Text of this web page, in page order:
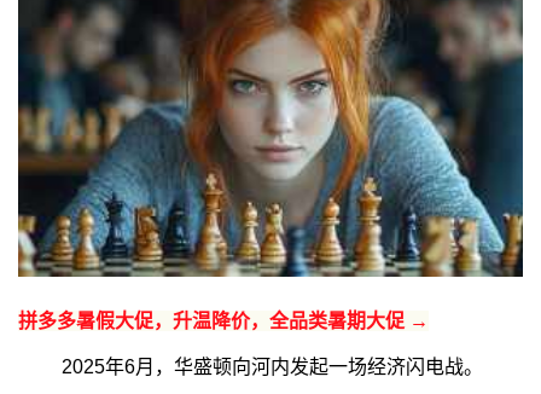
拼多多暑假大促，升温降价，全品类暑期大促 →
2025年6月，华盛顿向河内发起一场经济闪电战。